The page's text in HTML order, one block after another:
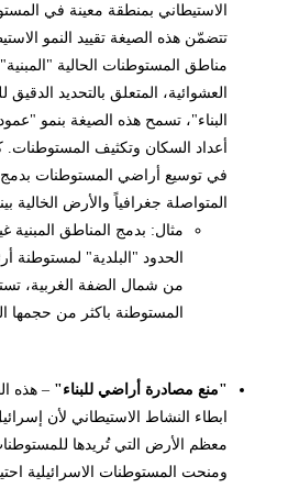
الاستيطاني بمنطقة معينة في
تتضمّن هذه الصيغة تقييد النمو
مناطق المستوطنات الحالية
العشوائية، المتعلق بالتحديد
البناء"، تسمح هذه الصيغة بنمو
أعداد السكان وتكثيف المستوطنات.
في توسيع أراضي المستوطنات بدمج
المتواصلة جغرافياً والأرض
مثال: بدمج المناطق المبنية
الحدود "البلدية"
من شمال الضفة الغربية،
المستوطنة باكثر من حجمها
"منع مصادرة أراضي للبناء" – هذه
ابطاء النشاط الاستيطاني لأن
معظم الأرض التي تُريدها
ومنحت المستوطنات الاسرائيلية